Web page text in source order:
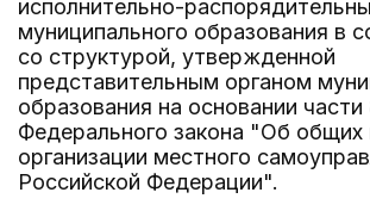
исполнительно-
муниципального образования в
со структурой, утвержденной
представительным органом
образования на основании
Федерального закона "Об общих
организации местного
Российской Федерации".